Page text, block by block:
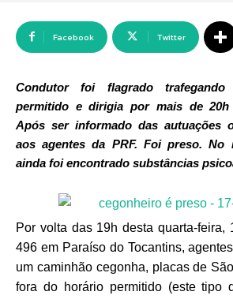
Facebook Twitter
Condutor foi flagrado
permitido e dirigia por mais de 20h
Após ser informado das autuações
aos agentes da PRF. Foi preso. No
ainda foi encontrado substâncias
Por volta das 19h desta quarta-feira,
496 em Paraíso do Tocantins,
um caminhão cegonha, placas de
fora do horário permitido (este tipo